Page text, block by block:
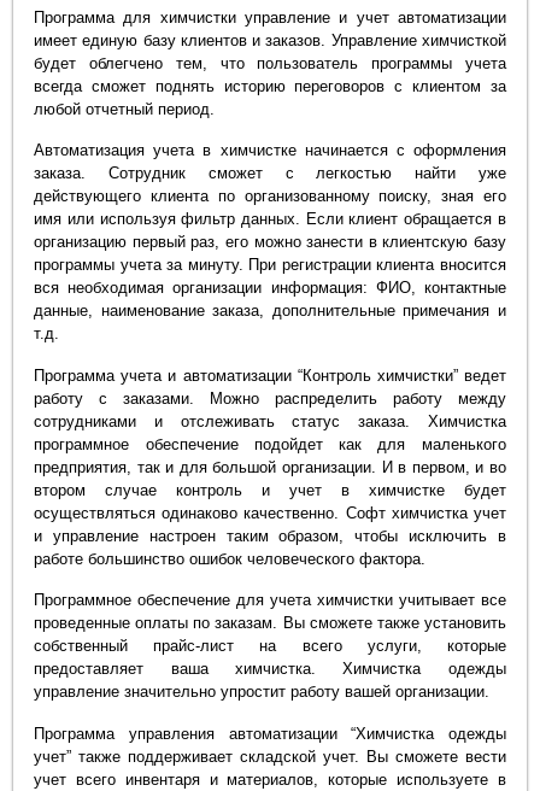
Программа для химчистки управление и учет автоматизации
имеет единую базу клиентов и заказов. Управление химчисткой
будет облегчено тем, что пользователь программы учета
всегда сможет поднять историю переговоров с клиентом за
любой отчетный период.
Автоматизация учета в химчистке начинается с оформления
заказа. Сотрудник сможет с легкостью найти уже
действующего клиента по организованному поиску, зная его
имя или используя фильтр данных. Если клиент обращается в
организацию первый раз, его можно занести в клиентскую базу
программы учета за минуту. При регистрации клиента вносится
вся необходимая организации информация: ФИО, контактные
данные, наименование заказа, дополнительные примечания и
т.д.
Программа учета и автоматизации “Контроль химчистки” ведет
работу с заказами. Можно распределить работу между
сотрудниками и отслеживать статус заказа. Химчистка
программное обеспечение подойдет как для маленького
предприятия, так и для большой организации. И в первом, и во
втором случае контроль и учет в химчистке будет
осуществляться одинаково качественно. Софт химчистка учет
и управление настроен таким образом, чтобы исключить в
работе большинство ошибок человеческого фактора.
Программное обеспечение для учета химчистки учитывает все
проведенные оплаты по заказам. Вы сможете также установить
собственный прайс-лист на всего услуги, которые
предоставляет ваша химчистка. Химчистка одежды
управление значительно упростит работу вашей организации.
Программа управления автоматизации “Химчистка одежды
учет” также поддерживает складской учет. Вы сможете вести
учет всего инвентаря и материалов, которые используете в